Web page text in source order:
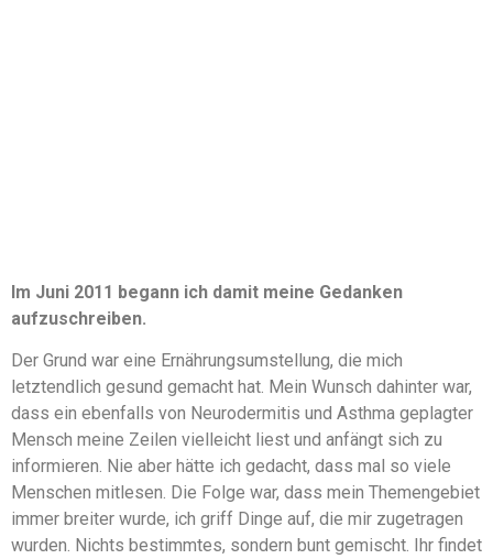
Im Juni 2011 begann ich damit meine Gedanken
aufzuschreiben.
Der Grund war eine Ernährungsumstellung, die mich
letztendlich gesund gemacht hat. Mein Wunsch dahinter war,
dass ein ebenfalls von Neurodermitis und Asthma geplagter
Mensch meine Zeilen vielleicht liest und anfängt sich zu
informieren. Nie aber hätte ich gedacht, dass mal so viele
Menschen mitlesen. Die Folge war, dass mein Themengebiet
immer breiter wurde, ich griff Dinge auf, die mir zugetragen
wurden. Nichts bestimmtes, sondern bunt gemischt. Ihr findet